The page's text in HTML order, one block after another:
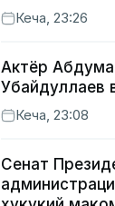
“Хоразм” уйда
қозонди
Кеча, 23:26
Актёр
Убайдуллаев
Кеча, 23:08
Сенат